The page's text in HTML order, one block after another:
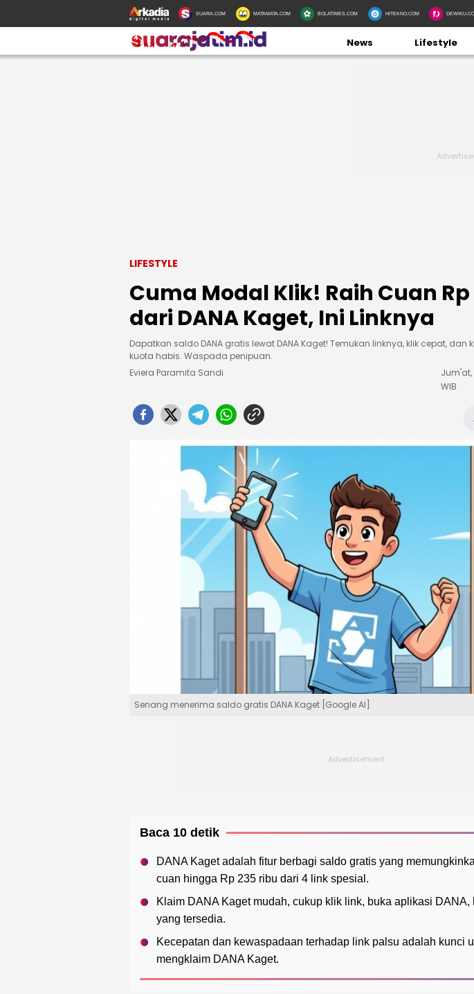
SUARA.COM MATAMATA.COM BOLATIMES.COM HITEKNO.COM
News Lifestyle
LIFESTYLE
Cuma Modal Klik! Raih Cuan Rp
dari DANA Kaget, Ini Linknya
Dapatkan saldo DANA gratis lewat DANA Kaget! Temukan linknya, klik cepat,
kuota habis. Waspada penipuan.
Eviera Paramita Sandi
Jum'at,
WIB
Senang menerima saldo gratis DANA Kaget [Google AI]
Baca 10 detik
DANA Kaget adalah fitur berbagi saldo gratis yang
cuan hingga Rp 235 ribu dari 4 link spesial.
Klaim DANA Kaget mudah, cukup klik link, buka aplikasi
yang tersedia.
Kecepatan dan kewaspadaan terhadap link palsu adalah kunci
mengklaim DANA Kaget.